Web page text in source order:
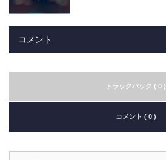
コメント
トラックバック ( 0 )
コメント ( 0 )